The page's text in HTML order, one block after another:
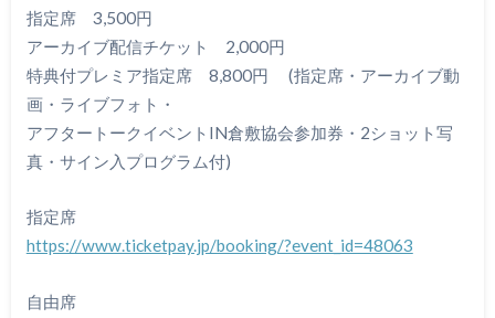
指定席 3,500円
アーカイブ配信チケット 2,000円
特典付プレミア指定席 8,800円 (指定席・アーカイブ動
画・ライブフォト・
アフタートークイベントIN倉敷協会参加券・2ショット写
真・サイン入プログラム付)
指定席
https://www.ticketpay.jp/booking/?event_id=48063
自由席